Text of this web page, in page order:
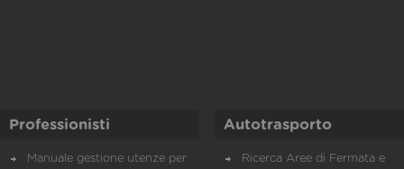
Professionisti
Manuale gestione utenze per
Autotrasporto
Ricerca Aree di Fermata e